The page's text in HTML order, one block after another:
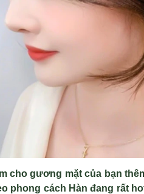
cho gương mặt của bạn
phong cách Hàn đang rất